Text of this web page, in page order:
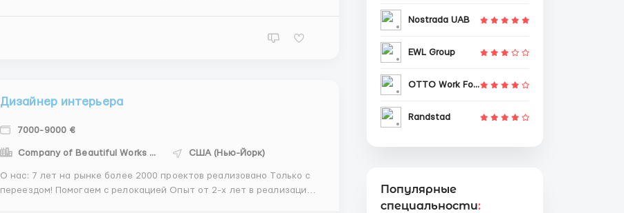
Дизайнер интерьера
7000-9000 €
Company of Beautiful Works - CBW США (Нью-Йорк)
О нас: 7 лет на рынке более 2000 проектов реализовано Только с
переездом! Помогаем с релокацией Опыт от 2-х лет в реализации
Nostrada UAB
EWL Group
OTTO Work Force
Randstad
Популярные
специальности: